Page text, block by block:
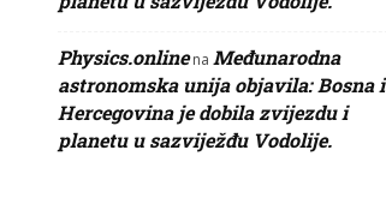
Physics.onlinena Međunarodna
astronomska unija objavila: Bosna i
Hercegovina je dobila zvijezdu i
planetu u sazviježđu Vodolije.